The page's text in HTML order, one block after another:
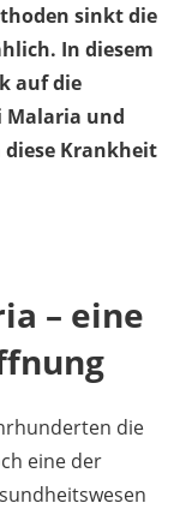
sinkt die
In diesem
auf die
Malaria und
diese Krankheit
– eine
die
eine der